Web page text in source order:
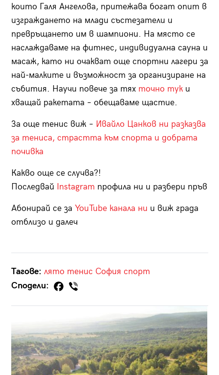
които Галя Ангелова, притежава богат опит в
изграждането на млади състезатели и
превръщането им в шампиони. На място се
наслаждаваме на фитнес, индивидуална сауна и
масаж, като ни очакват още спортни лагери за
най-малките и възможност за организиране на
събития. Научи повече за тях точно туки
хващай ракетата – обещаваме щастие.
За още тенис виж – Ивайло Цанков ни разказва
за тениса, страстта към спорта и добрата
почивка
Какво още се случва?!
Последвай Instagram профила ни и разбери пръв
Абонирай се за YouTube канала ни и виж града
отблизо и далеч
Тагове: лято тенис София спорт
Сподели: